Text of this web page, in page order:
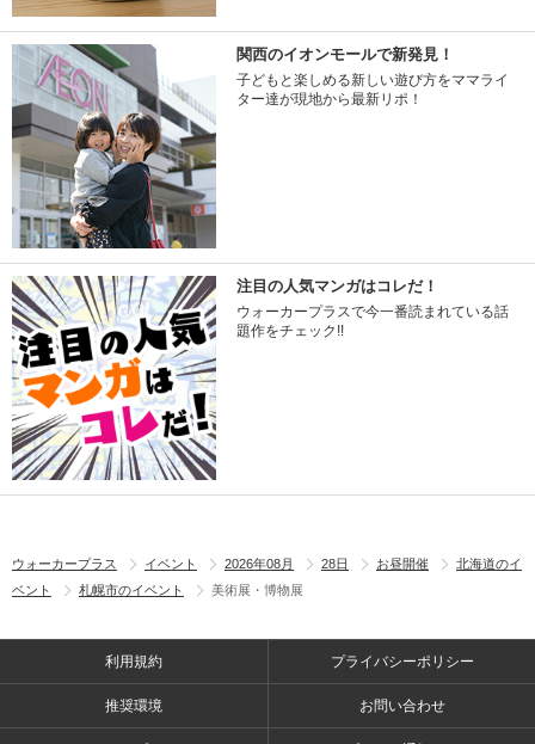
関西のイオンモールで新発見！
子どもと楽しめる新しい遊び方をママライ
ター達が現地から最新リポ！
注目の人気マンガはコレだ！
ウォーカープラスで今一番読まれている話
題作をチェック!!
ウォーカープラス イベント 2026年08月 28日 お昼開催
北海道のイ
ベント
札幌市のイベント 美術展・博物展
利用規約 プライバシーポリシー
推奨環境 お問い合わせ